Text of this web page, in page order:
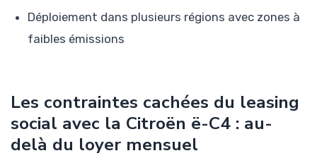
Déploiement dans plusieurs régions avec zones à
faibles émissions
Les contraintes cachées du leasing
social avec la Citroën ë-C4 : au-
delà du loyer mensuel